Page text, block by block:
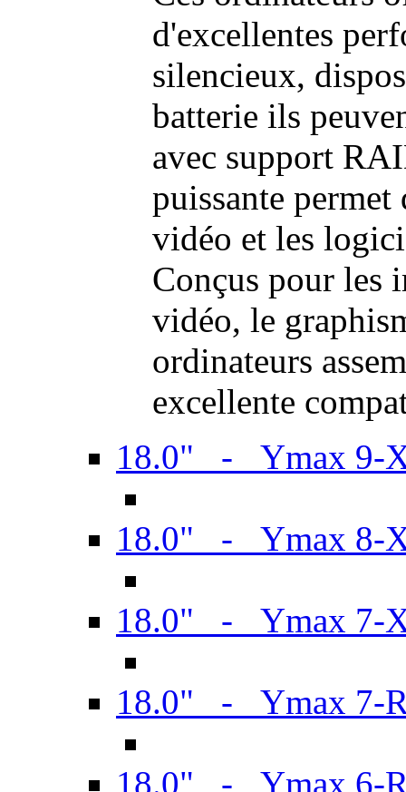
d'excellentes
silencieux,
batterie ils
avec support
puissante permet
vidéo et les
Conçus pour les
vidéo, le
ordinateurs
excellente
18.0" - Ymax 9-
18.0" - Ymax 8-
18.0" - Ymax 7-
18.0" - Ymax 7-
18.0" - Ymax 6-